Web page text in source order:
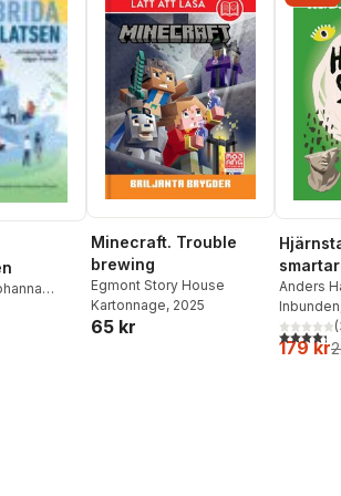
Minecraft. Trouble
brewing
Egmont Story House
Kartonnage, 2025
65 kr
hjärna
Anders
Wänblad
Inbunden
4,3utav 5(
179 kr